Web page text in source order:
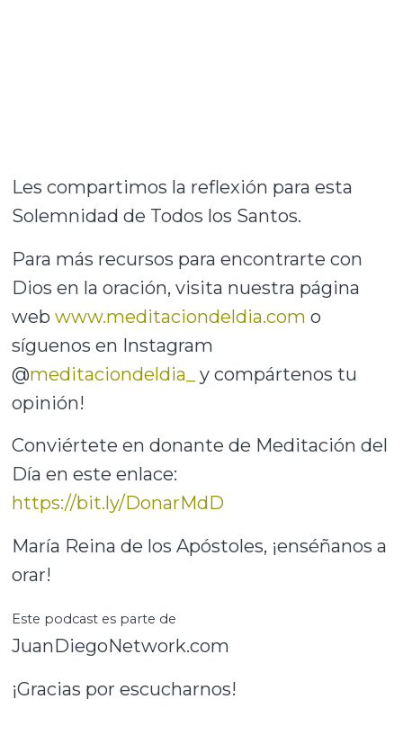
Les compartimos la reflexión para esta
Solemnidad de Todos los Santos.
Para más recursos para encontrarte con
Dios en la oración, visita nuestra página
webwww.meditaciondeldia.com o
síguenos en Instagram
@meditaciondeldia_
y compártenos tu
opinión!
Conviértete en donante de Meditación del
Día en este enlace:
https://bit.ly/DonarMdD
María Reina de los Apóstoles, ¡enséñanos a
orar!
Este podcast es parte de
JuanDiegoNetwork.com
¡Gracias por escucharnos!